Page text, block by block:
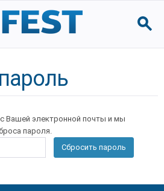
Вашей электронной почты и мы
пароля.
Сбросить пароль